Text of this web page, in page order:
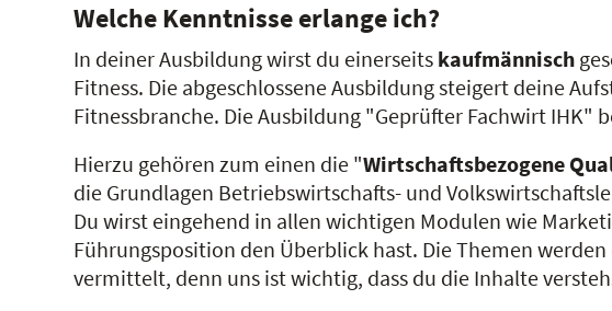
Welche Kenntnisse erlange ich?
In deiner Ausbildung wirst du einerseits kaufmännisch
Fitness. Die abgeschlossene Ausbildung steigert deine
Fitnessbranche. Die Ausbildung "Geprüfter Fachwirt IHK"
Hierzu gehören zum einen die "Wirtschaftsbezogene
die Grundlagen Betriebswirtschafts- und
Du wirst eingehend in allen wichtigen Modulen wie
Führungsposition den Überblick hast. Die Themen
vermittelt, denn uns ist wichtig, dass du die Inhalte